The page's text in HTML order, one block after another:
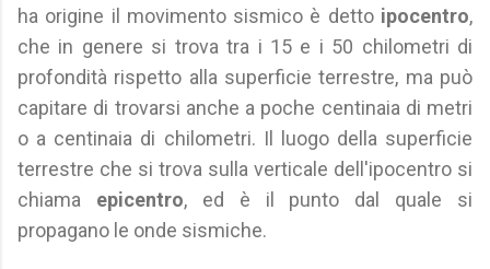
ha origine il movimento sismico è detto ipocentro,
che in genere si trova tra i 15 e i 50 chilometri di
profondità rispetto alla superficie terrestre, ma può
capitare di trovarsi anche a poche centinaia di metri
o a centinaia di chilometri. Il luogo della superficie
terrestre che si trova sulla verticale dell'ipocentro si
chiama epicentro, ed è il punto dal quale si
propagano le onde sismiche.